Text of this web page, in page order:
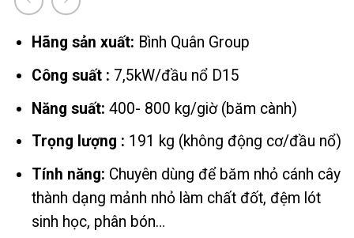
Hãng sản xuất: Bình Quân Group
Công suất : 7,5kW/đầu nổ D15
Năng suất:400- 800 kg/giờ (băm cành)
Trọng lượng : 191 kg (không động cơ/đầu nổ)
Tính năng: Chuyên dùng để băm nhỏ cánh cây
thành dạng mảnh nhỏ làm chất đốt, đệm lót
sinh học, phân bón…